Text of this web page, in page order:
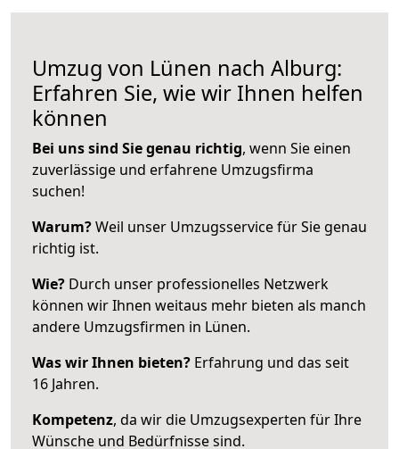
Umzug von Lünen nach Alburg:
Erfahren Sie, wie wir Ihnen helfen
können
Bei uns sind Sie genau richtig, wenn Sie einen
zuverlässige und erfahrene Umzugsfirma
suchen!
Warum?Weil unser Umzugsservice für Sie genau
richtig ist.
Wie? Durch unser professionelles Netzwerk
können wir Ihnen weitaus mehr bieten als manch
andere Umzugsfirmen in Lünen.
Was wir Ihnen bieten? Erfahrung und das seit
16 Jahren.
Kompetenz, da wir die Umzugsexperten für Ihre
Wünsche und Bedürfnisse sind.